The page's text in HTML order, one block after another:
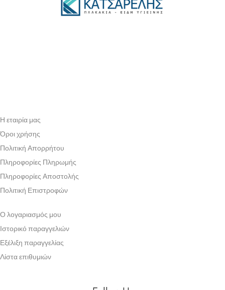
Η εταιρία μας
Όροι χρήσης
Πολιτική Απορρήτου
Πληροφορίες Πληρωμής
Πληροφορίες Αποστολής
Πολιτική Επιστροφών
Ο λογαριασμός μου
Ιστορικό παραγγελιών
Εξέλιξη παραγγελίας
Λίστα επιθυμιών